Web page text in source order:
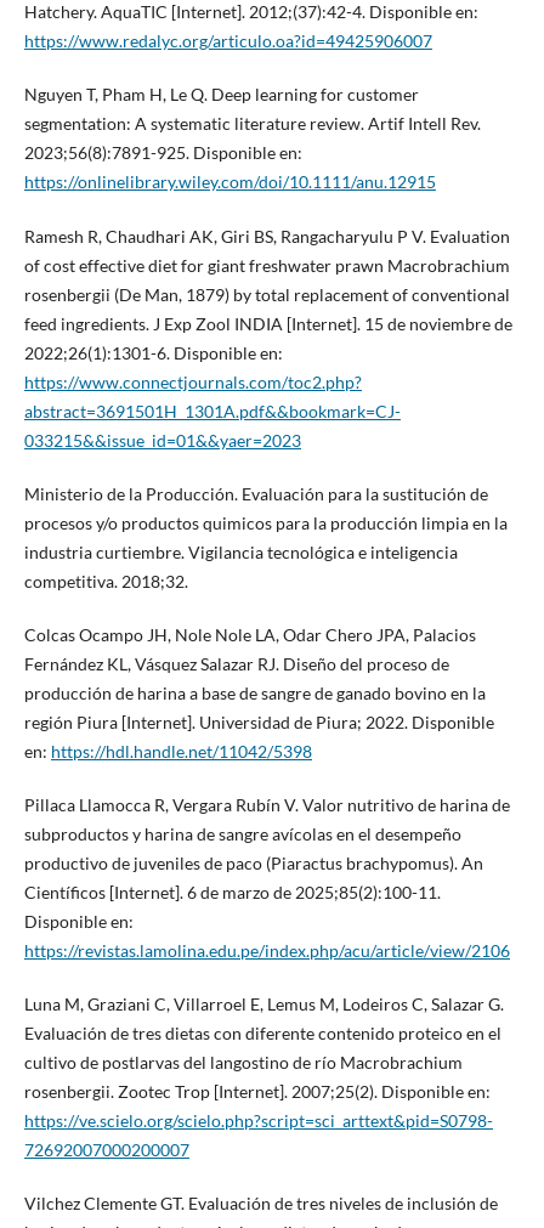
Hatchery. AquaTIC [Internet]. 2012;(37):42-4. Disponible en:
https://www.redalyc.org/articulo.oa?id=49425906007
Nguyen T, Pham H, Le Q. Deep learning for customer
segmentation: A systematic literature review. Artif Intell Rev.
2023;56(8):7891-925. Disponible en:
https://onlinelibrary.wiley.com/doi/10.1111/anu.12915
Ramesh R, Chaudhari AK, Giri BS, Rangacharyulu P V. Evaluation
of cost effective diet for giant freshwater prawn Macrobrachium
rosenbergii (De Man, 1879) by total replacement of conventional
feed ingredients. J Exp Zool INDIA [Internet]. 15 de noviembre de
2022;26(1):1301-6. Disponible en:
https://www.connectjournals.com/toc2.php?
abstract=3691501H_1301A.pdf&&bookmark=CJ-
033215&&issue_id=01&&yaer=2023
Ministerio de la Producción. Evaluación para la sustitución de
procesos y/o productos quimicos para la producción limpia en la
industria curtiembre. Vigilancia tecnológica e inteligencia
competitiva. 2018;32.
Colcas Ocampo JH, Nole Nole LA, Odar Chero JPA, Palacios
Fernández KL, Vásquez Salazar RJ. Diseño del proceso de
producción de harina a base de sangre de ganado bovino en la
región Piura [Internet]. Universidad de Piura; 2022. Disponible
en: https://hdl.handle.net/11042/5398
Pillaca Llamocca R, Vergara Rubín V. Valor nutritivo de harina de
subproductos y harina de sangre avícolas en el desempeño
productivo de juveniles de paco (Piaractus brachypomus). An
Científicos [Internet]. 6 de marzo de 2025;85(2):100-11.
Disponible en:
https://revistas.lamolina.edu.pe/index.php/acu/article/view/2106
Luna M, Graziani C, Villarroel E, Lemus M, Lodeiros C, Salazar G.
Evaluación de tres dietas con diferente contenido proteico en el
cultivo de postlarvas del langostino de río Macrobrachium
rosenbergii. Zootec Trop [Internet]. 2007;25(2). Disponible en:
https://ve.scielo.org/scielo.php?script=sci_arttext&pid=S0798-
72692007000200007
Vilchez Clemente GT. Evaluación de tres niveles de inclusión de